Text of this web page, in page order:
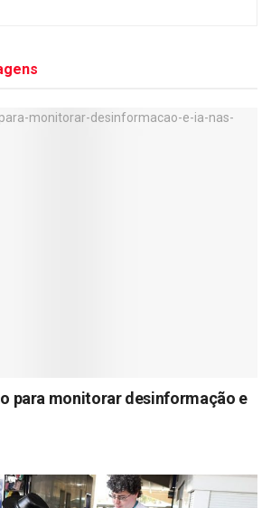
para monitorar desinformação e